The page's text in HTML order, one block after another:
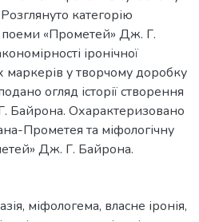
категорію
поеми «Прометей» Дж. Г.
іронічної
маркерів у творчому доробку
огляд історії створення
Байрона. Охарактеризовано
Прометея та міфологічну
Дж. Г. Байрона.
міфологема, власне іронія,